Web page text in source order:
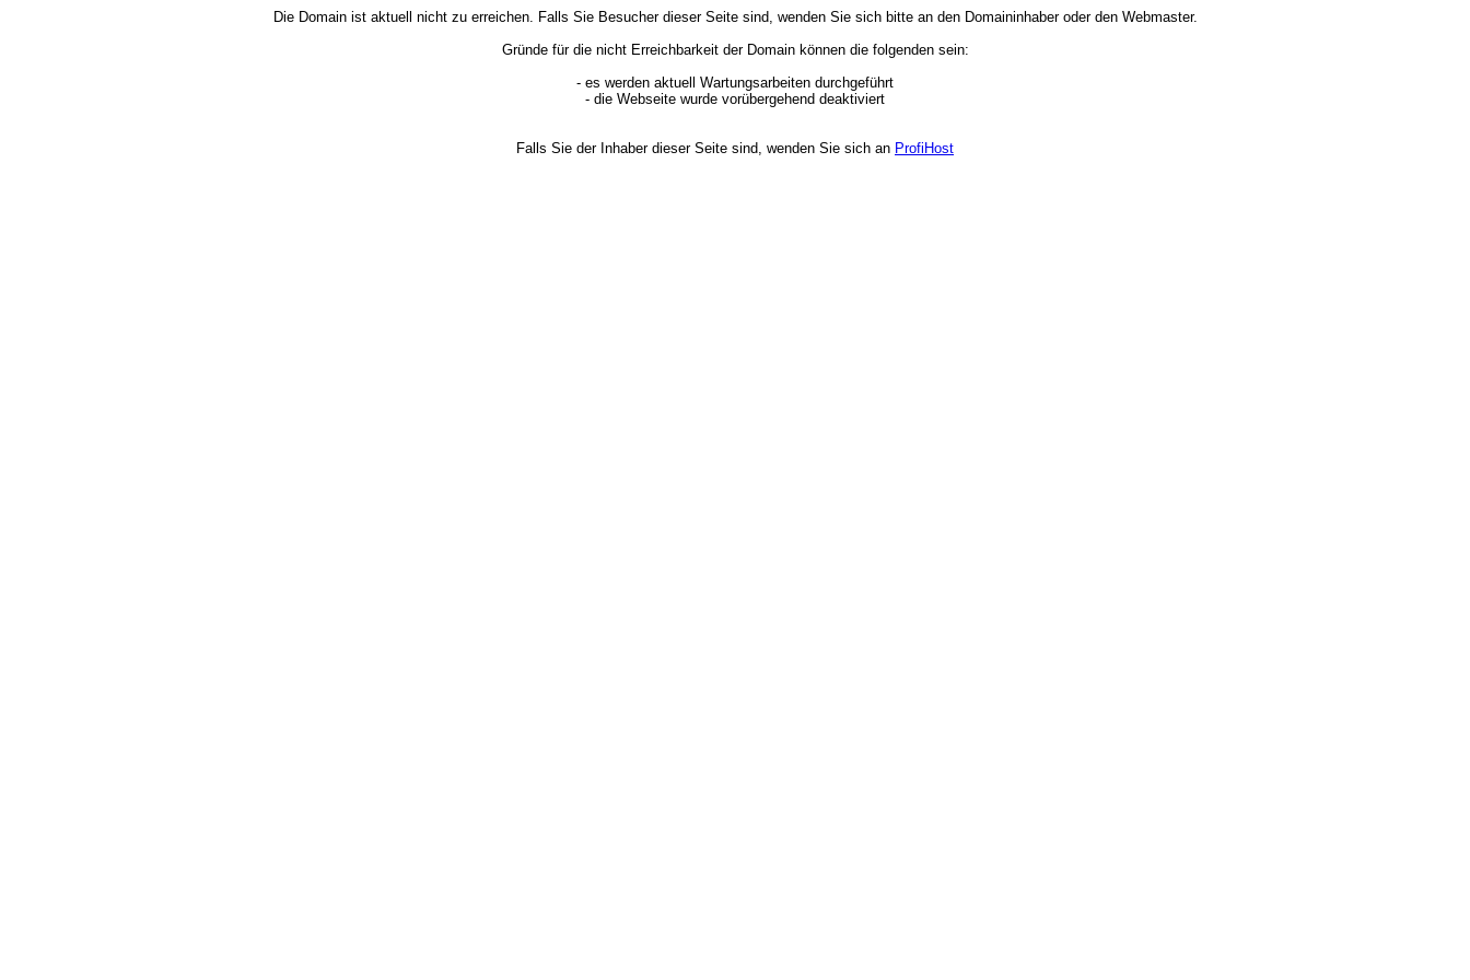
Die Domain ist aktuell nicht zu erreichen. Falls Sie Besucher dieser Seite sind, wenden Sie sich bitte an den Domaininhaber oder den Webmaster.
Gründe für die nicht Erreichbarkeit der Domain können die folgenden sein:
- es werden aktuell Wartungsarbeiten durchgeführt
- die Webseite wurde vorübergehend deaktiviert
Falls Sie der Inhaber dieser Seite sind, wenden Sie sich an ProfiHost